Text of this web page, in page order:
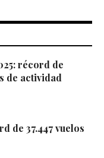
récord de
de actividad
de 37.447 vuelos